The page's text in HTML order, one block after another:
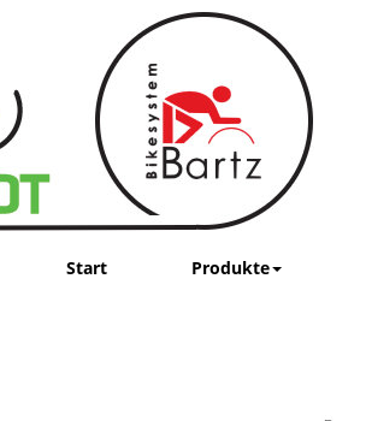
Start Produkte